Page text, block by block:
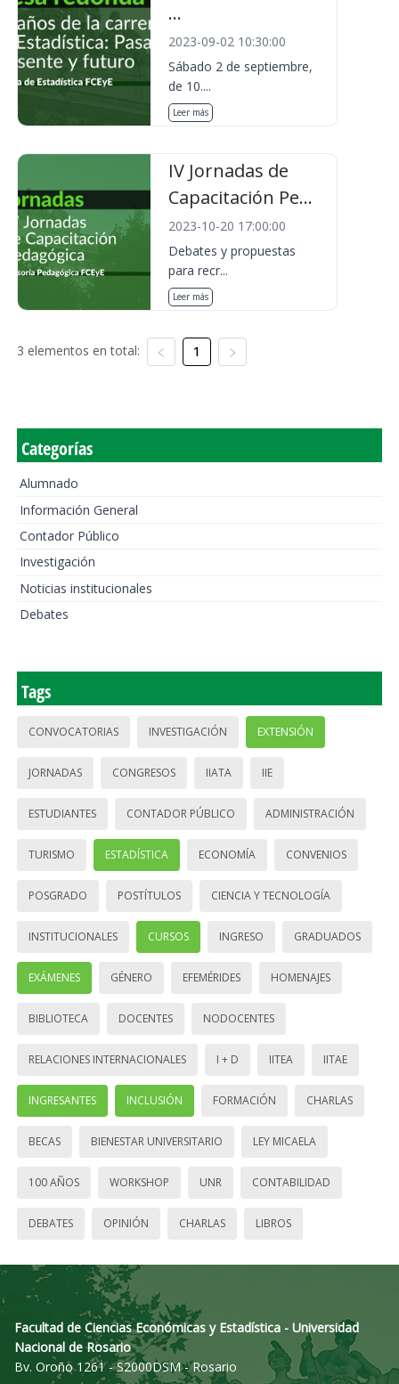
...
2023-09-02 10:30:00
Sábado 2 de septiembre,
de 10....
Leer más
IV Jornadas de
Capacitación Pe...
2023-10-20 17:00:00
Debates y propuestas
para recr...
Leer más
3 elementos en total: 1
Categorías
Alumnado
Información General
Contador Público
Investigación
Noticias institucionales
Debates
Tags
CONVOCATORIAS INVESTIGACIÓN EXTENSIÓN
JORNADAS CONGRESOS IIATA IIE
ESTUDIANTES CONTADOR PÚBLICO ADMINISTRACIÓN
TURISMO ESTADÍSTICA ECONOMÍA CONVENIOS
POSGRADO POSTÍTULOS CIENCIA Y TECNOLOGÍA
INSTITUCIONALES CURSOS INGRESO GRADUADOS
EXÁMENES GÉNERO EFEMÉRIDES HOMENAJES
BIBLIOTECA DOCENTES NODOCENTES
RELACIONES INTERNACIONALES I + D IITEA IITAE
INGRESANTES INCLUSIÓN FORMACIÓN CHARLAS
BECAS BIENESTAR UNIVERSITARIO LEY MICAELA
100 AÑOS WORKSHOP UNR CONTABILIDAD
DEBATES OPINIÓN CHARLAS LIBROS
Facultad de Ciencias Económicas y Estadística - Universidad
Nacional de Rosario
Bv. Oroño 1261 - S2000DSM - Rosario